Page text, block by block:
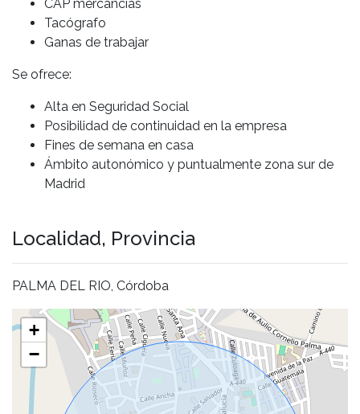
CAP mercancías
Tacógrafo
Ganas de trabajar
Se ofrece:
Alta en Seguridad Social
Posibilidad de continuidad en la empresa
Fines de semana en casa
Ámbito autonómico y puntualmente zona sur de
Madrid
Localidad, Provincia
PALMA DEL RIO, Córdoba
+
−